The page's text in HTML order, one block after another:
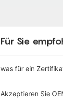
Für Sie
was für ein
Akzeptieren Sie